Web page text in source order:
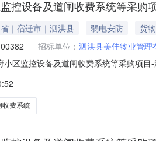
控设备及道闸收费系统等采购
｜宿迁市｜泗洪县 弱电安防
货物
招标单位： 泗洪县美佳物业管理
小区监控设备及道闸收费系统等采购项
“1.自清洁功能：内置雨量感应器，自动
看）”现修
收费系统